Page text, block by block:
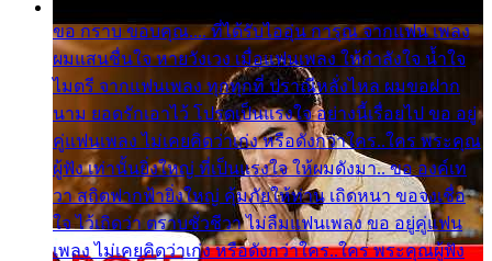
ขอ กราบ ขอบคุณ.... ที่ได้รับไออุ่น การุณ จากแฟน เพลง
ผมแสนชื่นใจ หายวังเวง เมื่อแฟนเพลง ให้กำลังใจ น้ำใจ
ไมตรี จากแฟนเพลง ทุกทุกที่ ปราณีหลั่งไหล ผมขอฝาก
นาม ยอดรักเอาไว้ โปรดเป็นแรงใจ อย่างนี้เรื่อยไป ขอ อยู่
คู่แฟนเพลง ไม่เคยคิดว่าเก่ง หรือดังกว่าใคร..ใคร พระคุณ
ผู้ฟัง เท่านั้นยิ่งใหญ่ ที่เป็นแรงใจ ให้ผมดังมา.. ขอ องค์เท
วา สถิตฟากฟ้ายิ่งใหญ่ คุ้มภัยให้ท่าน เถิดหนา ขอจงเชื่อ
ใจ ไว้เถิดว่า ตราบชั่วชีวา ไม่ลืมแฟนเพลง ขอ อยู่คู่แฟน
เพลง ไม่เคยคิดว่าเก่ง หรือดังกว่าใคร..ใคร พระคุณผู้ฟัง